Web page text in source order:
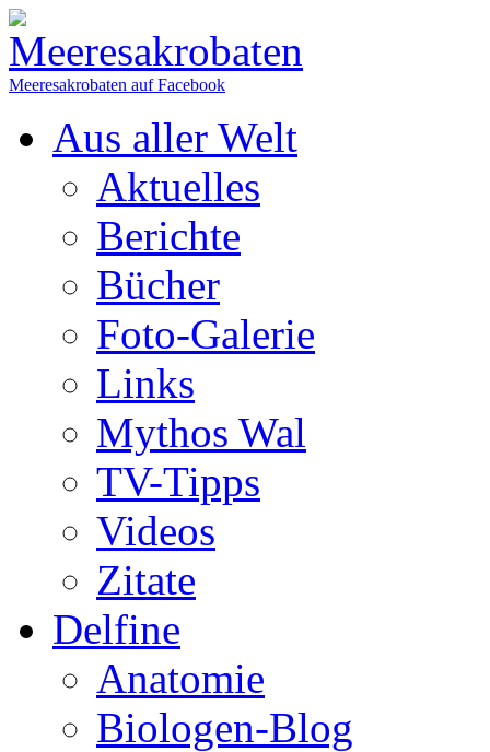
Meeresakrobaten auf Facebook
Aus aller Welt
Aktuelles
Berichte
Bücher
Foto-Galerie
Links
Mythos Wal
TV-Tipps
Videos
Zitate
Delfine
Anatomie
Biologen-Blog